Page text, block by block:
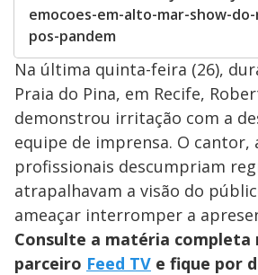
emocoes-em-alto-mar-show-
pos-pandem
Na última quinta-feira (26),
Praia do Pina, em Recife,
demonstrou irritação com a
equipe de imprensa. O cantor,
profissionais descumpriam
atrapalhavam a visão do
ameaçar interromper a
Consulte a matéria completa
parceiro Feed TV e fique por